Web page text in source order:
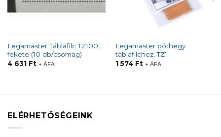
Legamaster Táblafilc TZ100,
fekete (10 db/csomag)
4 631 Ft + ÁFA
Legamaster póthegy
táblafilchez, TZ1
1 574 Ft + ÁFA
ELÉRHETŐSÉGEINK